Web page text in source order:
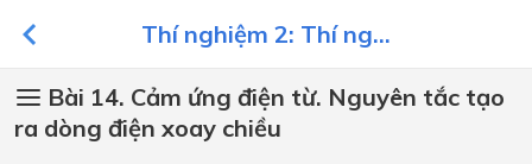
Thí nghiệm 2: Thí ng...
Bài 14. Cảm ứng điện từ. Nguyên tắc tạo
ra dòng điện xoay chiều